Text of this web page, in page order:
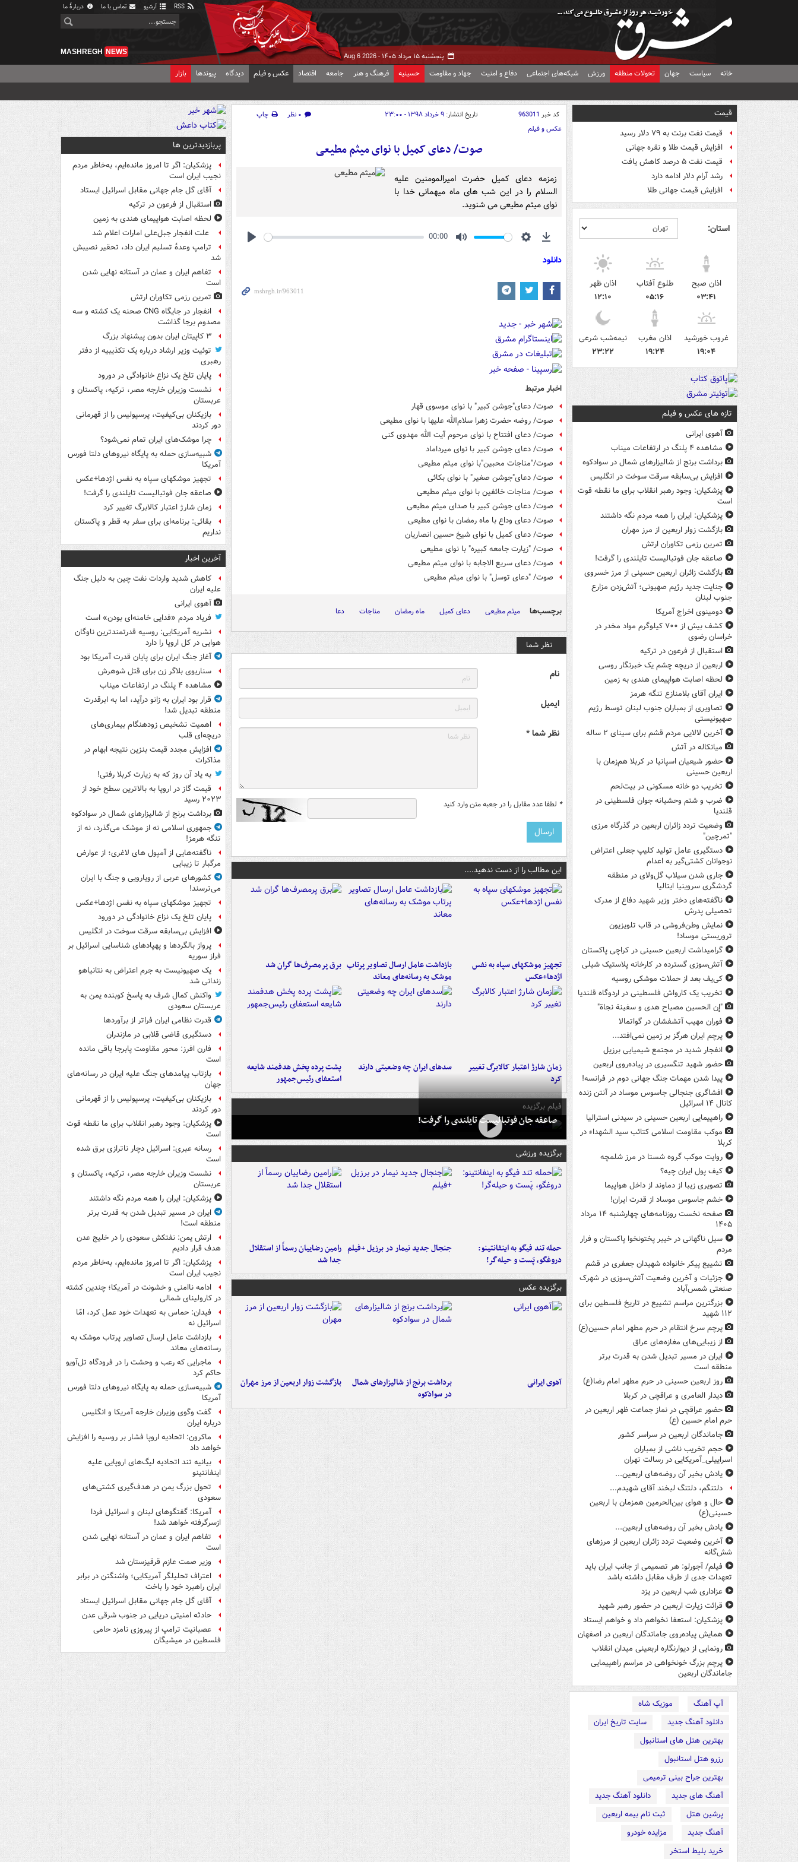
آرشیو تماس با ما دربارهٔ ما
پنجشنبه ۱۵ مرداد ۱۴۰۵ - Aug 6 2026
MASHREGH NEWS
خانه سیاست جهان تحولات منطقه ورزش شبکه‌های اجتماعی دفاع و امنیت جهاد و مقاومت حسینیه فرهنگ و هنر جامعه اقتصاد عکس و فیلم دیدگاه پیوندها بازار
قیمت
قیمت نفت برنت به ۷۹ دلار رسید
افزایش قیمت طلا و نقره جهانی
قیمت نفت ۵ درصد کاهش یافت
رشد آرام دلار ادامه دارد
افزایش قیمت جهانی طلا
استان:
اذان صبح
۰۳:۴۱
طلوع آفتاب
۰۵:۱۶
اذان ظهر
۱۲:۱۰
غروب خورشید
۱۹:۰۴
اذان مغرب
۱۹:۲۴
نیمه‌شب شرعی
۲۳:۲۲
تازه های عکس و فیلم
آهوی ایرانی
مشاهده ۴ پلنگ در ارتفاعات میناب
برداشت برنج از شالیزارهای شمال در سوادکوه
افزایش بی‌سابقه سرقت سوخت در انگلیس
پزشکیان: وجود رهبر انقلاب برای ما نقطه قوت
است
پزشکیان: ایران را همه مردم نگه داشتند
بازگشت زوار اربعین از مرز مهران
تمرین رزمی تکاوران ارتش
صاعقه جان فوتبالیست تایلندی را گرفت!
بازگشت زائران اربعین حسینی از مرز خسروی
جنایت جدید رژیم صهیونی؛ آتش‌زدن مزارع
جنوب لبنان
دومینوی اخراج آمریکا
کشف بیش از ۷۰۰ کیلوگرم مواد مخدر در
خراسان رضوی
استقبال از فرعون در ترکیه
اربعین از دریچه چشم یک خبرنگار روسی
لحظه اصابت هواپیمای هندی به زمین
ایران آقای بلامنازع تنگه هرمز
تصاویری از بمباران جنوب لبنان توسط رژیم
صهیونیستی
آخرین لالایی مردم قشم برای سینای ۲ ساله
میانکاله در آتش
حضور شیعیان اسپانیا در کربلا هم‌زمان با
اربعین حسینی
تخریب دو خانه مسکونی در بیت‌لحم
ضرب‌ و شتم وحشیانه جوان فلسطینی در
قلندیا
وضعیت تردد زائران اربعین در گذرگاه مرزی
"تمرچین"
دستگیری عامل تولید کلیپ جعلی اعتراض
نوجوانان کشتی‌گیر به اعدام
جاری شدن سیلاب گل‌ولای در منطقه
گردشگری سروینیا ایتالیا
ناگفته‌های دختر وزیر شهید دفاع از مدرک
تحصیلی پدرش
نمایش وطن‌فروشی در قاب تلویزیون
تروریستی موساد!
گرامیداشت اربعین حسینی در کراچی پاکستان
آتش‌سوزی گسترده در کارخانه پلاستیک شیلی
کی‌یف بعد از حملات موشکی روسیه
تخریب یک کارواش فلسطینی در اردوگاه قلندیا
"إن الحسین مصباح هدی و سفینة نجاة"
فوران مهیب آتشفشان در گواتمالا
پرچم ایران هرگز بر زمین نمی‌افتد...
انفجار شدید در مجتمع شیمیایی برزیل
حضور شهید تنگسیری در پیاده‌روی اربعین
پیدا شدن مهمات جنگ جهانی دوم در فرانسه!
افشاگری جنجالی جاسوس موساد در آنتن زنده
کانال ۱۴ اسرائیل
راهپیمایی اربعین حسینی در سیدنی استرالیا
موکب مقاومت اسلامی کتائب سید الشهداء در
کربلا
روایت موکب گروه شستا در مرز شلمچه
کیف پول ایران چیه؟
تصویری زیبا از دماوند از داخل هواپیما
خشم جاسوس موساد از قدرت ایران!
صفحه نخست روزنامه‌های چهارشنبه ۱۴ مرداد
۱۴۰۵
سیل ناگهانی در خیبر پختونخوا پاکستان و فرار
مردم
تشییع پیکر خانواده شهیدان جعفری در قشم
جزئیات و آخرین وضعیت آتش‌سوزی در شهرک
صنعتی شمس‌آباد
بزرگترین مراسم تشییع در تاریخ فلسطین برای
۱۱۲ شهید
پرچم سرخ انتقام در حرم مطهر امام حسین(ع)
از زیبایی‌های مغازه‌های عراق
ایران در مسیر تبدیل شدن به قدرت برتر
منطقه است
روز اربعین حسینی در حرم مطهر امام رضا(ع)
دیدار العامری و عراقچی در کربلا
حضور عراقچی در نماز جماعت ظهر اربعین در
حرم امام حسین (ع)
جاماندگان اربعین در سراسر کشور
حجم تخریب ناشی از بمباران
اسراییلی_آمریکایی در رسالت تهران
یادش بخیر آن روضه‌های اربعین...
دلتنگم، دلتنگ لبخند آقای شهیدم...
حال و هوای بین‌الحرمین همزمان با اربعین
حسینی(ع)
یادش بخیر آن روضه‌های اربعین...
آخرین وضعیت تردد زائران اربعین از مرزهای
شش‌گانه
فیلم/ آجورلو: هر تصمیمی از جانب ایران باید
تعهدات جدی از طرف مقابل داشته باشد
عزاداری شب اربعین در یزد
قرائت زیارت اربعین در حضور رهبر شهید
پزشکیان: استعفا نخواهم داد و خواهم ایستاد
همایش پیاده‌روی جاماندگان اربعین در اصفهان
رونمایی از دیوارنگاره اربعینی میدان انقلاب
پرچم بزرگ خونخواهی در مراسم راهپیمایی
جاماندگان اربعین
آپ آهنگ
موزیک شاه
دانلود آهنگ جدید
سایت تاریخ ایران
بهترین هتل های استانبول
رزرو هتل استانبول
بهترین جراح بینی ترمیمی
آهنگ های جدید
دانلود آهنگ جدید
پرشین هتل
ثبت نام بیمه اربعین
آهنگ جدید
مزایده خودرو
خرید بلیط استخر
کد خبر 963011 تاریخ انتشار: ۹ خرداد ۱۳۹۸ - ۲۳:۰۰ ۰ نظر
چاپ
عکس و فیلم
صوت/ دعای کمیل با نوای میثم مطیعی
زمزمه دعای کمیل حضرت امیرالمومنین علیه
السلام را در این شب های ماه میهمانی خدا با
نوای میثم مطیعی می شنوید.
00:00
Download
دانلود
اخبار مرتبط
صوت/ دعای"جوشن کبیر" با نوای موسوی قهار
صوت/ روضه حضرت زهرا سلام‌الله علیها با نوای مطیعی
صوت/ دعای افتتاح با نوای مرحوم آیت الله مهدوی کنی
صوت/ دعای جوشن کبیر با نوای میرداماد
صوت/"مناجات محبین"با نوای میثم مطیعی
صوت/ دعای"جوشن صغیر" با نوای بکائی
صوت/ مناجات خائفین با نوای میثم مطیعی
صوت/ دعای جوشن کبیر با صدای میثم مطیعی
صوت/ دعای وداع با ماه رمضان با نوای مطیعی
صوت/ دعای کمیل با نوای شیخ حسین انصاریان
صوت/ "زیارت جامعه کبیره" با نوای مطیعی
صوت/ دعای سریع الاجابه با نوای میثم مطیعی
صوت/ "دعای توسل" با نوای میثم مطیعی
برچسب‌ها میثم مطیعی دعای کمیل ماه رمضان مناجات دعا
نظر شما
نام
ایمیل
نظر شما *
* لطفا عدد مقابل را در جعبه متن وارد کنید
این مطالب را از دست ندهید....
تجهیز موشکهای سپاه به نفس
اژدها+عکس
بازداشت عامل ارسال تصاویر پرتاب
موشک به رسانه‌های معاند
برق پرمصرف‌ها گران شد
زمان شارژ اعتبار کالابرگ تغییر
کرد
سدهای ایران چه وضعیتی دارند
پشت پرده پخش هدفمند شایعه
استعفای رئیس‌جمهور
فیلم برگزیده
صاعقه جان فوتبالیست تایلندی را گرفت!
برگزیده ورزشی
حمله تند فیگو به اینفانتینو:
دروغگو، پَست‌ و حیله‌گر!
جنجال جدید نیمار در برزیل +فیلم رامین رضاییان رسماً از استقلال
جدا شد
برگزیده عکس
آهوی ایرانی
برداشت برنج از شالیزارهای شمال
در سوادکوه
بازگشت زوار اربعین از مرز مهران
پربازدیدترین ها
پزشکیان: اگر تا امروز مانده‌ایم، به‌خاطر مردم
نجیب ایران است
آقای گل جام جهانی مقابل اسرائیل ایستاد
استقبال از فرعون در ترکیه
لحظه اصابت هواپیمای هندی به زمین
علت انفجار جبل‌علی امارات اعلام شد
ترامپ وعدۀ تسلیم ایران داد، تحقیر نصیبش
شد
تفاهم ایران و عمان در آستانه نهایی شدن
است
تمرین رزمی تکاوران ارتش
انفجار در جایگاه CNG صحنه یک کشته و سه
مصدوم برجا گذاشت
۳ کاپیتان ایران بدون پیشنهاد بزرگ
توئیت وزیر ارشاد درباره یک تکذیبیه از دفتر
رهبری
پایان تلخ یک نزاع خانوادگی در دورود
نشست وزیران خارجه مصر، ترکیه، پاکستان و
عربستان
بازیکنان بی‌کیفیت، پرسپولیس را از قهرمانی
دور کردند
چرا موشک‌های ایران تمام نمی‌شود؟
شبیه‌سازی حمله به پایگاه نیروهای دلتا فورس
آمریکا
تجهیز موشکهای سپاه به نفس اژدها+عکس
صاعقه جان فوتبالیست تایلندی را گرفت!
زمان شارژ اعتبار کالابرگ تغییر کرد
بقائی: برنامه‌ای برای سفر به قطر و پاکستان
نداریم
آخرین اخبار
کاهش شدید واردات نفت چین به دلیل جنگ
علیه ایران
آهوی ایرانی
فریاد مردم «فدایی خامنه‌ای بودن» است
نشریه آمریکایی: روسیه قدرتمندترین ناوگان
هوایی در کل اروپا را دارد
آغاز جنگ ایران برای پایان قدرت آمریکا بود
سناریوی بلاگر زن برای قتل شوهرش
مشاهده ۴ پلنگ در ارتفاعات میناب
قرار بود ایران به زانو درآید، اما به ابرقدرت
منطقه تبدیل شد!
اهمیت تشخیص زودهنگام بیماری‌های
دریچه‌ای قلب
افزایش مجدد قیمت بنزین نتیجه ابهام در
مذاکرات
به یاد آن روز که به زیارت کربلا رفتی!
قیمت گاز در اروپا به بالاترین سطح خود از
۲۰۲۳ رسید
برداشت برنج از شالیزارهای شمال در سوادکوه
جمهوری اسلامی نه از موشک می‌گذرد، نه از
تنگه هرمز!
ناگفته‌هایی از آمپول های لاغری؛ از عوارض
مرگبار تا زیبایی
کشورهای عربی از رویارویی و جنگ با ایران
می‌ترسند!
تجهیز موشکهای سپاه به نفس اژدها+عکس
پایان تلخ یک نزاع خانوادگی در دورود
افزایش بی‌سابقه سرقت سوخت در انگلیس
پرواز بالگردها و پهپادهای شناسایی اسرائیل بر
فراز سوریه
یک صهیونیست به جرم اعتراض به نتانیاهو
زندانی شد
واکنش کمال شرف به پاسخ کوبنده یمن به
عربستان سعودی
قدرت نظامی ایران فراتر از برآوردها
دستگیری قاضی قلابی در مازندران
فارن افرز: محور مقاومت پابرجا باقی مانده
است
بازتاب پیامدهای جنگ علیه ایران در رسانه‌های
جهان
بازیکنان بی‌کیفیت، پرسپولیس را از قهرمانی
دور کردند
پزشکیان: وجود رهبر انقلاب برای ما نقطه قوت
است
رسانه عبری: اسرائیل دچار ناترازی برق شده
است
نشست وزیران خارجه مصر، ترکیه، پاکستان و
عربستان
پزشکیان: ایران را همه مردم نگه داشتند
ایران در مسیر تبدیل شدن به قدرت برتر
منطقه است!
ارتش یمن: نفتکش سعودی را در خلیج عدن
هدف قرار دادیم
پزشکیان: اگر تا امروز مانده‌ایم، به‌خاطر مردم
نجیب ایران است
ادامه ناامنی و خشونت در آمریکا؛ چندین کشته
در کارولینای شمالی
فیدان: حماس به تعهدات خود عمل کرد، امّا
اسرائیل نه
بازداشت عامل ارسال تصاویر پرتاب موشک به
رسانه‌های معاند
ماجرایی که رعب و وحشت را در فرودگاه تل‌آویو
حاکم کرد
شبیه‌سازی حمله به پایگاه نیروهای دلتا فورس
آمریکا
گفت وگوی وزیران خارجه آمریکا و انگلیس
درباره ایران
ماکرون: اتحادیه اروپا فشار بر روسیه را افزایش
خواهد داد
بیانیه تند اتحادیه لیگ‌های اروپایی علیه
اینفانتینو
تحول بزرگ یمن در هدف‌گیری کشتی‌های
سعودی
آمریکا: گفتگوهای لبنان و اسرائیل فردا
ازسرگرفته خواهد شد!
تفاهم ایران و عمان در آستانه نهایی شدن
است
وزیر صمت عازم قرقیزستان شد
اعتراف تحلیلگر آمریکایی؛ واشنگتن در برابر
ایران راهبرد خود را باخت
آقای گل جام جهانی مقابل اسرائیل ایستاد
حادثه امنیتی دریایی در جنوب شرقی عدن
عصبانیت ترامپ از پیروزی نامزد حامی
فلسطین در میشیگان